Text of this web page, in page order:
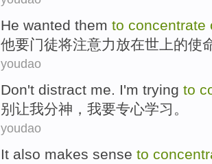
He wanted them to concentrate
他要门徒将注意力放在世上的使
youdao
Don't distract me. I'm trying to
别 让我分神 ， 我要专心学习 。
youdao
It also makes sense to